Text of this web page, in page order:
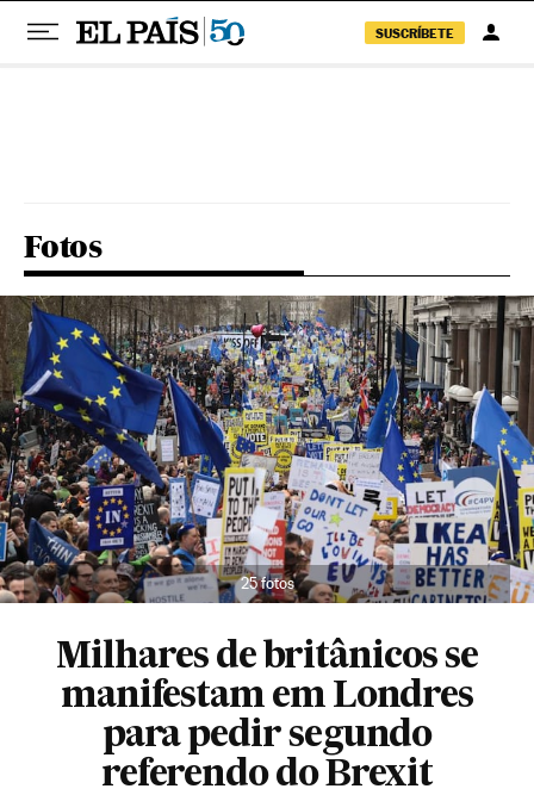
SUSCRÍBETE
Fotos
25 fotos
Milhares de britânicos se
manifestam em Londres
para pedir segundo
referendo do Brexit